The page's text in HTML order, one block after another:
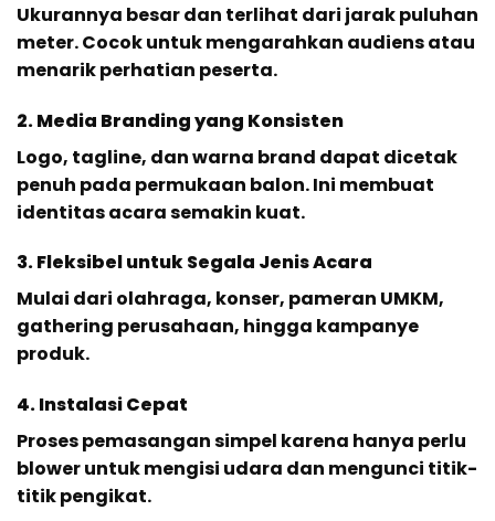
Ukurannya besar dan terlihat dari jarak puluhan
meter. Cocok untuk mengarahkan audiens atau
menarik perhatian peserta.
2. Media Branding yang Konsisten
Logo, tagline, dan warna brand dapat dicetak
penuh pada permukaan balon. Ini membuat
identitas acara semakin kuat.
3. Fleksibel untuk Segala Jenis Acara
Mulai dari olahraga, konser, pameran UMKM,
gathering perusahaan, hingga kampanye
produk.
4. Instalasi Cepat
Proses pemasangan simpel karena hanya perlu
blower untuk mengisi udara dan mengunci titik-
titik pengikat.